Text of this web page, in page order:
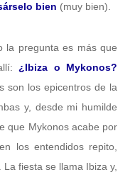
bien (muy bien).
la pregunta es más que
¿Ibiza o Mykonos?
son los epicentros de la
y, desde mi humilde
que Mykonos acabe por
los entendidos repito,
fiesta se llama Ibiza y,